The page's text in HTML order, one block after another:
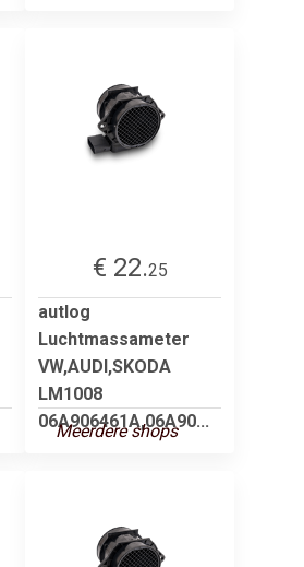
€ 22.25
autlog
Luchtmassameter
VW,AUDI,SKODA
LM1008
06A906461A,06A90...
Meerdere shops